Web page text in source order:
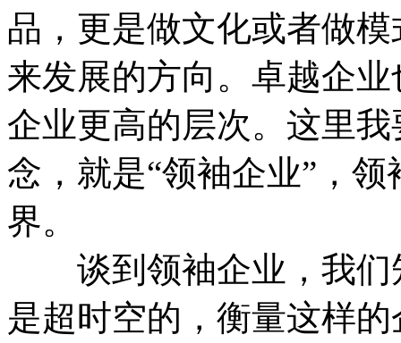
品，更是做文化或者做
来发展的方向。卓越企
企业更高的层次。这里
念，就是“领袖企业”，
界。
谈到领袖企业，我们
是超时空的，衡量这样